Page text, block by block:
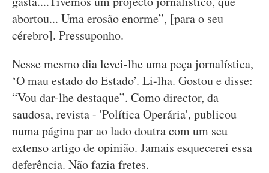
abortou... Uma erosão enorme”, [para o seu
cérebro]. Pressuponho.
Nesse mesmo dia levei-lhe uma peça jornalística,
‘O mau estado do Estado’. Li-lha. Gostou e disse:
“Vou dar-lhe destaque”. Como director, da
saudosa, revista - 'Política Operária', publicou
numa página par ao lado doutra com um seu
extenso artigo de opinião. Jamais esquecerei essa
deferência. Não fazia fretes.